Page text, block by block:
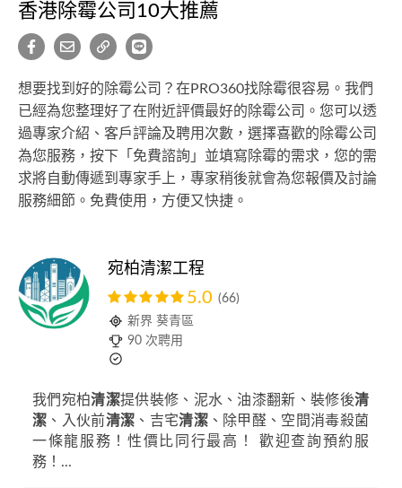
香港除霉公司10大推薦
想要找到好的除霉公司？在PRO360找除霉很容易。我們
已經為您整理好了在附近評價最好的除霉公司。您可以透
過專家介紹、客戶評論及聘用次數，選擇喜歡的除霉公司
為您服務，按下「免費諮詢」並填寫除霉的需求，您的需
求將自動傳遞到專家手上，專家稍後就會為您報價及討論
服務細節。免費使用，方便又快捷。
宛柏清潔工程
5.0 (66)
新界 葵青區
90 次聘用
我們宛柏清潔提供裝修、泥水、油漆翻新、裝修後清
潔 、入伙前清潔 、吉宅清潔、除甲醛、空間消毒殺菌
一條龍服務！性價比同行最高！ 歡迎查詢預約服
務！...